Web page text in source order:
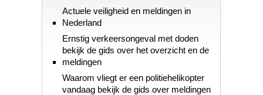
Actuele veiligheid en meldingen in
Nederland
Ernstig verkeersongeval met doden
bekijk de gids over het overzicht en de
meldingen
Waarom vliegt er een politiehelikopter
vandaag bekijk de gids over meldingen